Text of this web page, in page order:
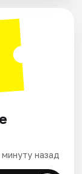
назад